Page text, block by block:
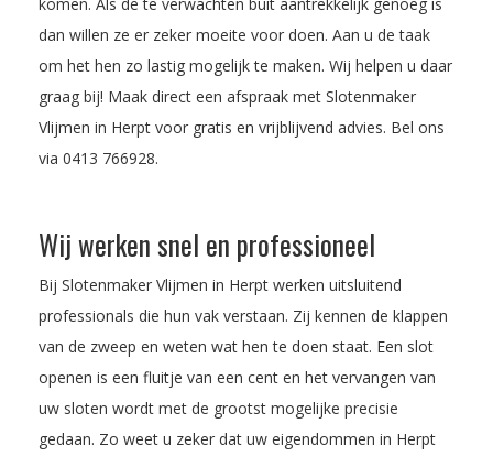
dan willen ze er zeker moeite voor doen. Aan u de taak
om het hen zo lastig mogelijk te maken. Wij helpen u daar
graag bij! Maak direct een afspraak met Slotenmaker
Vlijmen in Herpt voor gratis en vrijblijvend advies. Bel ons
via 0413 766928.
Wij werken snel en professioneel
Bij Slotenmaker Vlijmen in Herpt werken uitsluitend
professionals die hun vak verstaan. Zij kennen de klappen
van de zweep en weten wat hen te doen staat. Een slot
openen is een fluitje van een cent en het vervangen van
uw sloten wordt met de grootst mogelijke precisie
gedaan. Zo weet u zeker dat uw eigendommen in Herpt